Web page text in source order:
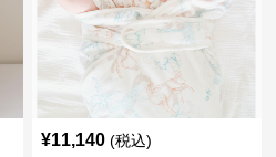
¥11,140 (税込)